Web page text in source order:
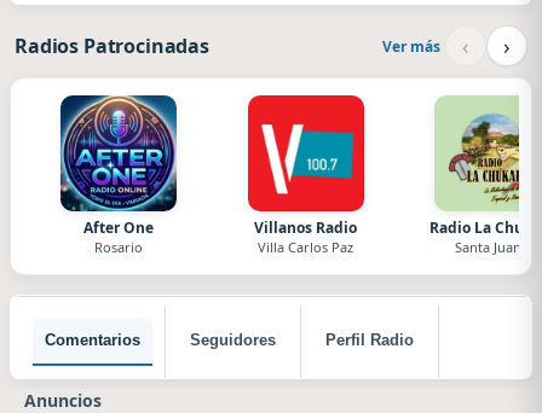
Radios Patrocinadas Ver más ‹ ›
After One
Rosario
Villanos Radio
Villa Carlos Paz
Radio La
Santa Juana
Comentarios Seguidores Perfil Radio
Anuncios